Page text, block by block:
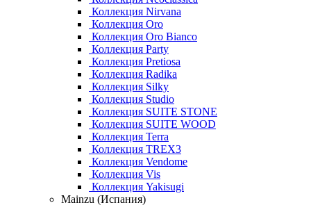
Коллекция Nirvana
Коллекция Oro
Коллекция Oro Bianco
Коллекция Party
Коллекция Pretiosa
Коллекция Radika
Коллекция Silky
Коллекция Studio
Коллекция SUITE STONE
Коллекция SUITE WOOD
Коллекция Terra
Коллекция TREX3
Коллекция Vendome
Коллекция Vis
Коллекция Yakisugi
Mainzu (Испания)